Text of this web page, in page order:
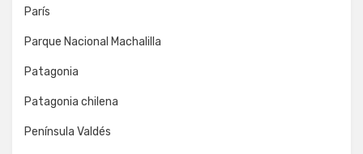
París
Parque Nacional Machalilla
Patagonia
Patagonia chilena
Península Valdés